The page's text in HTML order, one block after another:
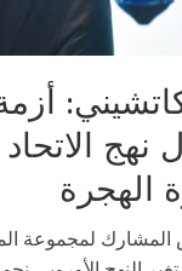
نهج
الهجرة
المشارك لمجموعة